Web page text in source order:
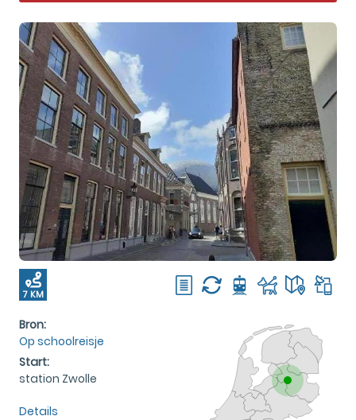
7 KM
Bron:
Op schoolreisje
Start:
station Zwolle
Details